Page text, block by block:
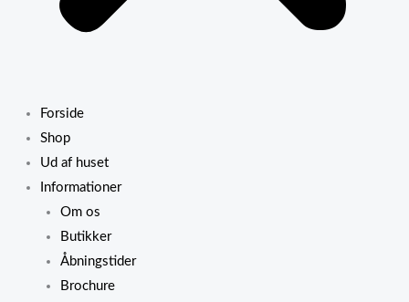
Forside
Shop
Ud af huset
Informationer
Om os
Butikker
Åbningstider
Brochure